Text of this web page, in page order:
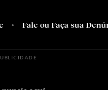
Fale ou Faça sua